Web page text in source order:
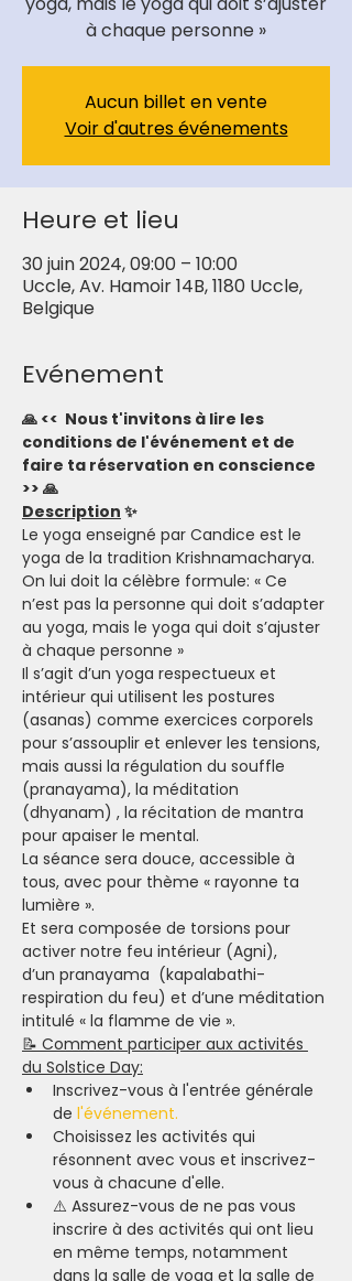
à chaque personne »
Aucun billet en vente
Voir d'autres événements
Heure et lieu
30 juin 2024, 09:00 – 10:00
Uccle, Av. Hamoir 14B, 1180 Uccle,
Belgique
Evénement
🙏 <<  Nous t'invitons à lire les
conditions de l'événement et de
faire ta réservation en conscience
>> 🙏
Description ✨
Le yoga enseigné par Candice est le
yoga de la tradition Krishnamacharya.
On lui doit la célèbre formule: « Ce
n’est pas la personne qui doit s’adapter
au yoga, mais le yoga qui doit s’ajuster
à chaque personne »
Il s’agit d’un yoga respectueux et
intérieur qui utilisent les postures
(asanas) comme exercices corporels
pour s’assouplir et enlever les tensions,
mais aussi la régulation du souffle
(pranayama), la méditation
(dhyanam) , la récitation de mantra
pour apaiser le mental.
La séance sera douce, accessible à
tous, avec pour thème « rayonne ta
lumière ».
Et sera composée de torsions pour
activer notre feu intérieur (Agni),
d’un pranayama  (kapalabathi-
respiration du feu) et d’une méditation
intitulé « la flamme de vie ».
📝 Comment participer aux activités
du Solstice Day:
Inscrivez-vous à l'entrée générale
de l'événement.
Choisissez les activités qui
résonnent avec vous et inscrivez-
vous à chacune d'elle.
⚠️ Assurez-vous de ne pas vous
inscrire à des activités qui ont lieu
en même temps, notamment
dans la salle de yoga et la salle de